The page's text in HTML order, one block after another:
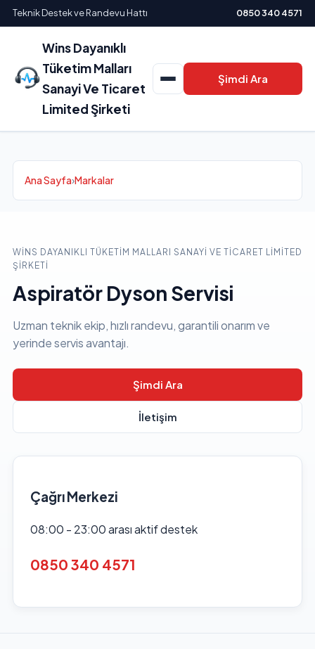
Teknik Destek ve Randevu Hattı 0850 340 4571
Wins Dayanıklı
Tüketim Malları
Sanayi Ve Ticaret
Limited Şirketi
Şimdi Ara
Ana Sayfa›Markalar
WINS DAYANIKLI TÜKETIM MALLARI SANAYI VE TICARET LIMITED
ŞIRKETI
Aspiratör Dyson Servisi
Uzman teknik ekip, hızlı randevu, garantili onarım ve
yerinde servis avantajı.
Şimdi Ara
İletişim
Çağrı Merkezi
08:00 - 23:00 arası aktif destek
0850 340 4571